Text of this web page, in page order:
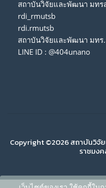
สถาบันวิจัยและพัฒนา มทร
rdi_rmutsb
rdi.rmutsb
สถาบันวิจัยและพัฒนา มทร
LINE ID : @404unano
Copyright ©2026 สถาบันวิจั
ราชมง